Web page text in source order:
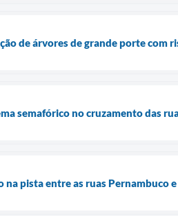
de árvores de grande porte com
semafórico no cruzamento das
pista entre as ruas Pernambuco